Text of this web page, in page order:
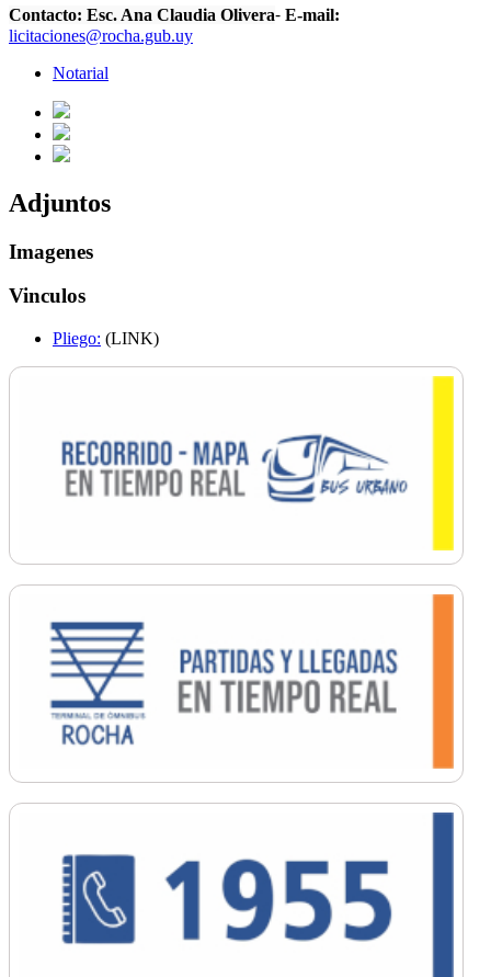
Contacto: Esc. Ana Claudia Olivera- E-mail:
licitaciones@rocha.gub.uy
Notarial
Adjuntos
Imagenes
Vinculos
Pliego: (LINK)